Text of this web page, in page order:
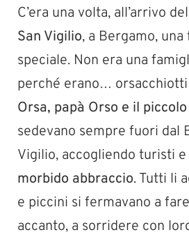
C’era una volta, all’arrivo
San Vigilio, a Bergamo,
speciale. Non era una
perché erano…
Orsa, papà Orso e il
sedevano sempre fuori dal
Vigilio, accogliendo turisti
morbido abbraccio. Tutti li
e piccini si fermavano a
accanto, a sorridere con